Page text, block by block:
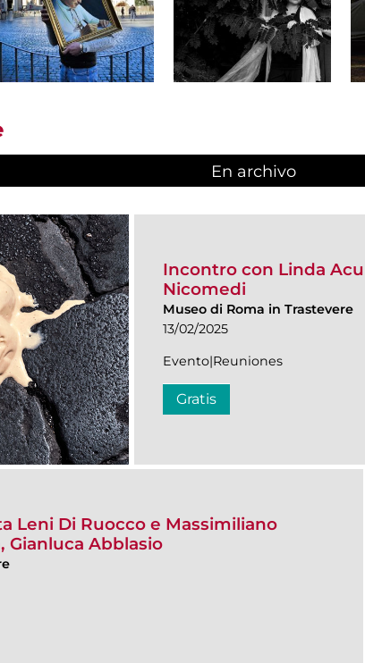
En archivo
Incontro con Linda
Nicomedi
Museo di Roma in Trastevere
13/02/2025
Evento|Reuniones
Gratis
Leni Di Ruocco e Massimiliano
Gianluca Abblasio